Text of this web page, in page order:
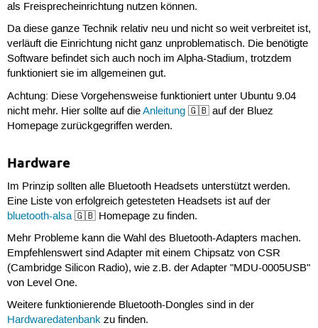
als Freisprecheinrichtung nutzen können.
Da diese ganze Technik relativ neu und nicht so weit verbreitet ist,
verläuft die Einrichtung nicht ganz unproblematisch. Die benötigte
Software befindet sich auch noch im Alpha-Stadium, trotzdem
funktioniert sie im allgemeinen gut.
Achtung: Diese Vorgehensweise funktioniert unter Ubuntu 9.04
nicht mehr. Hier sollte auf dieAnleitung🇬🇧 auf der Bluez
Homepage zurückgegriffen werden.
Hardware
Im Prinzip sollten alle Bluetooth Headsets unterstützt werden.
Eine Liste von erfolgreich getesteten Headsets ist auf der
bluetooth-alsa🇬🇧 Homepage zu finden.
Mehr Probleme kann die Wahl des Bluetooth-Adapters machen.
Empfehlenswert sind Adapter mit einem Chipsatz von CSR
(Cambridge Silicon Radio), wie z.B. der Adapter "MDU-0005USB"
von Level One.
Weitere funktionierende Bluetooth-Dongles sind in der
Hardwaredatenbankzu finden.